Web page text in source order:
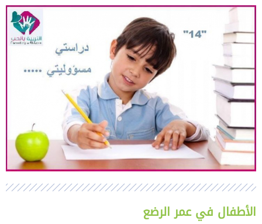
الأطفال في عمر الرضع